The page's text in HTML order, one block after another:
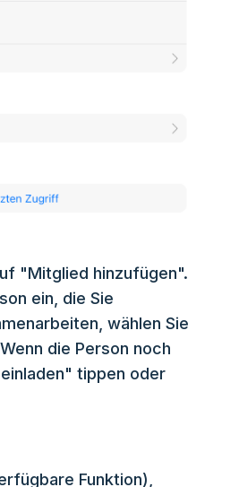
"Mitglied hinzufügen".
ein, die Sie
wählen Sie
die Person noch
tippen oder
Funktion),